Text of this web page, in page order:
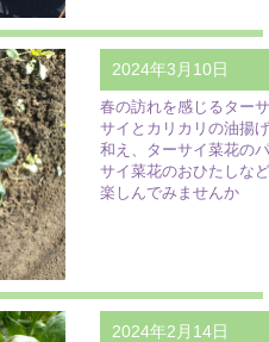
2024年3月10日
春の訪れを感じるター
サイとカリカリの油揚
和え、ターサイ菜花の
サイ菜花のおひたしな
楽しんでみませんか
2024年2月14日